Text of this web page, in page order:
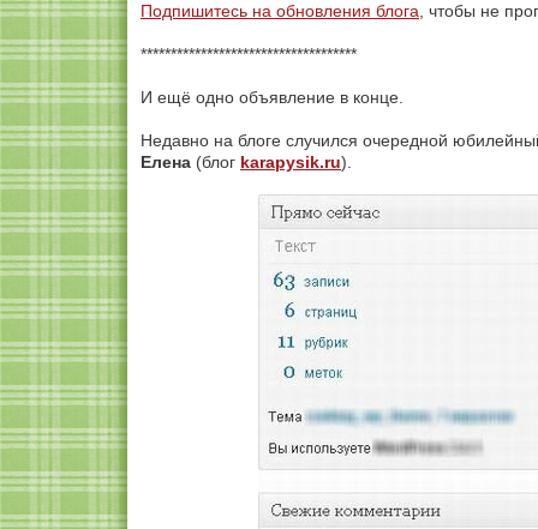
Подпишитесь на обновления блога , чтобы не
************************************
И ещё одно объявление в конце.
Недавно на блоге случился очередной
Елена (блог karapysik.ru).